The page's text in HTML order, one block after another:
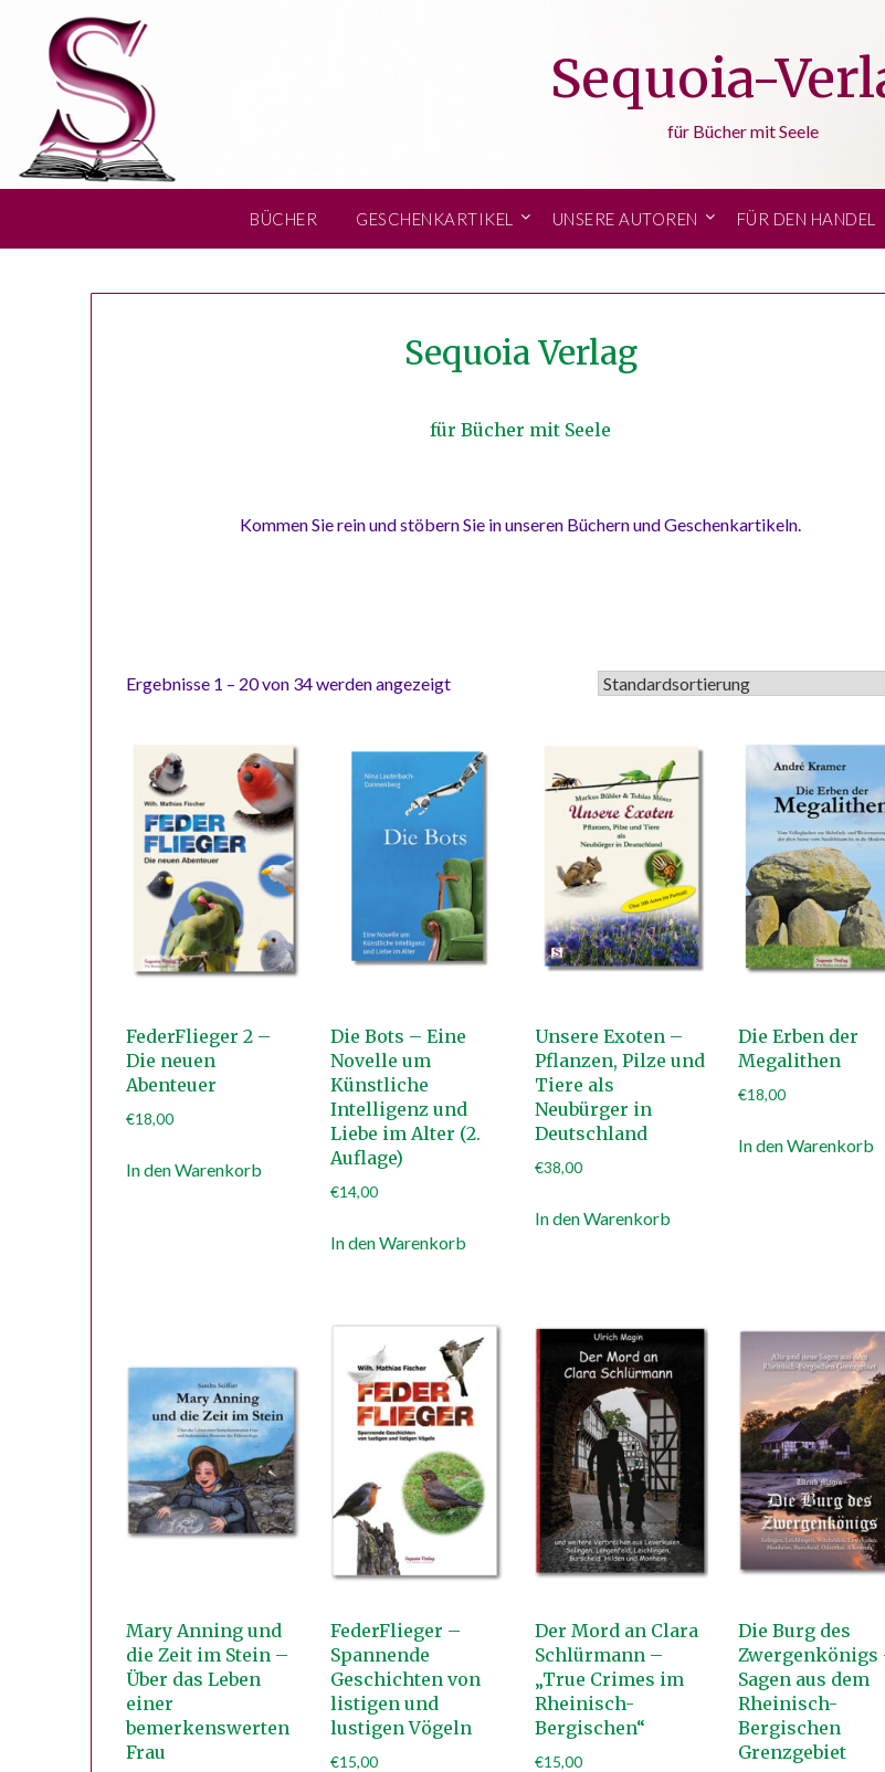
content
Sequoia-
für Bücher mit Seele
BÜCHER GESCHENKARTIKEL UNSERE AUTOREN FÜR DEN HANDEL
Sequoia Verlag
für Bücher mit Seele
Kommen Sie rein und stöbern Sie in unseren Büchern und Geschenkartikeln.
Ergebnisse 1 – 20 von 34 werden angezeigt
FederFlieger 2 –
Die neuen
Abenteuer
€18,00
In den Warenkorb
Die Bots – Eine
Novelle um
Künstliche
Intelligenz und
Liebe im Alter (2.
Auflage)
€14,00
In den Warenkorb
Unsere Exoten –
Pflanzen, Pilze und
Tiere als
Neubürger in
Deutschland
€38,00
In den Warenkorb
Die Erben der
Megalithen
€18,00
In den Warenkorb
Mary Anning und
die Zeit im Stein –
Über das Leben
einer
bemerkenswerten
Frau
FederFlieger –
Spannende
Geschichten von
listigen und
lustigen Vögeln
€15,00
Der Mord an Clara
Schlürmann –
„True Crimes im
Rheinisch-
Bergischen“
€15,00
Die Burg des
Zwergenkönigs
Sagen aus dem
Rheinisch-
Bergischen
Grenzgebiet